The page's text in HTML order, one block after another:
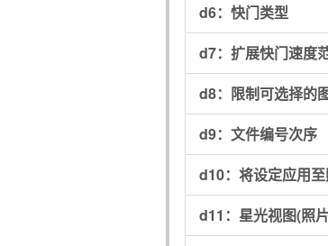
d6： 快门类型
d7： 扩展快门速度
d8： 限制可选择的
d9： 文件编号次序
d10： 将设定应用
d11： 星光视图(照